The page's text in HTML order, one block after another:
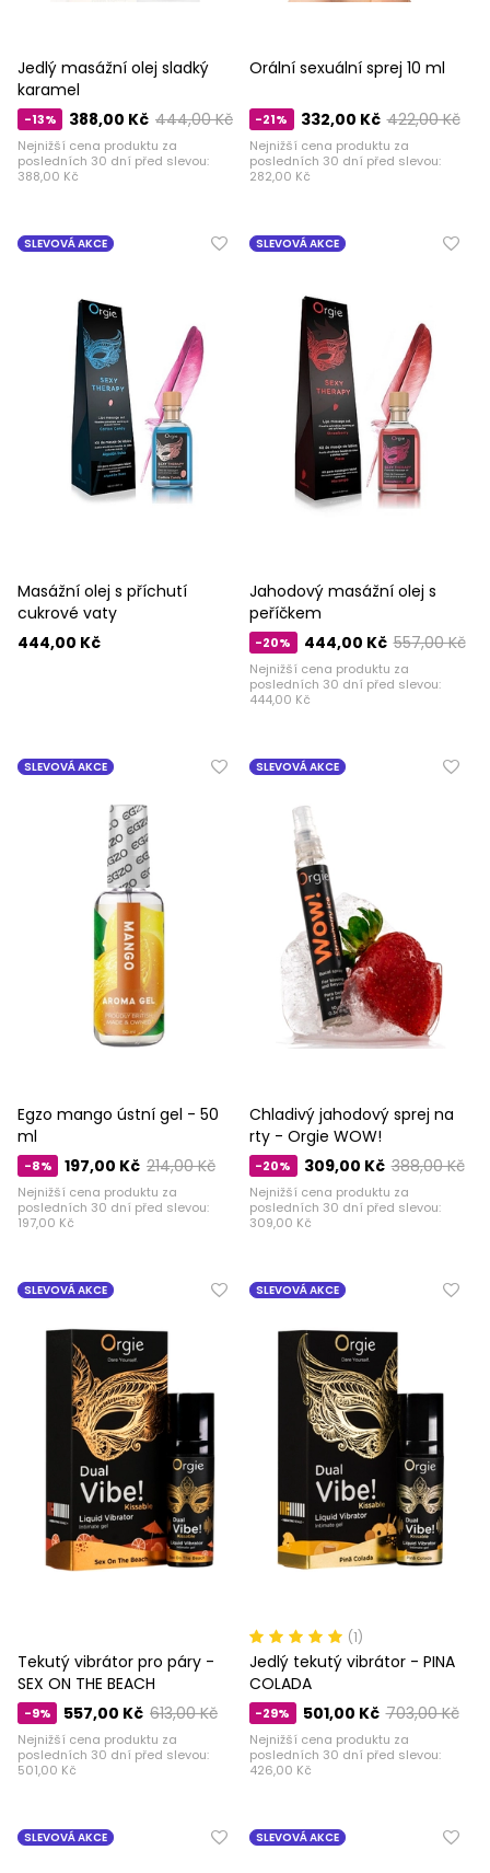
Jedlý masážní olej sladký
karamel
-13% 444,00 Kč
388,00 Kč
Nejnižší cena produktu za
posledních 30 dní před slevou:
388,00 Kč
Orální sexuální sprej 10 ml
-21% 422,00 Kč
332,00 Kč
Nejnižší cena produktu za
posledních 30 dní před slevou:
282,00 Kč
SLEVOVÁ AKCE
Masážní olej s příchutí
cukrové vaty
444,00 Kč
SLEVOVÁ AKCE
Jahodový masážní olej s
peříčkem
-20% 557,00 Kč
444,00 Kč
Nejnižší cena produktu za
posledních 30 dní před slevou:
444,00 Kč
SLEVOVÁ AKCE
Egzo mango ústní gel - 50
ml
-8% 214,00 Kč
197,00 Kč
Nejnižší cena produktu za
posledních 30 dní před slevou:
197,00 Kč
SLEVOVÁ AKCE
Chladivý jahodový sprej na
rty - Orgie WOW!
-20% 388,00 Kč
309,00 Kč
Nejnižší cena produktu za
posledních 30 dní před slevou:
309,00 Kč
SLEVOVÁ AKCE
Tekutý vibrátor pro páry -
SEX ON THE BEACH
-9% 613,00 Kč
557,00 Kč
Nejnižší cena produktu za
posledních 30 dní před slevou:
501,00 Kč
SLEVOVÁ AKCE
(1)
Jedlý tekutý vibrátor - PINA
COLADA
-29% 703,00 Kč
501,00 Kč
Nejnižší cena produktu za
posledních 30 dní před slevou:
426,00 Kč
SLEVOVÁ AKCE SLEVOVÁ AKCE